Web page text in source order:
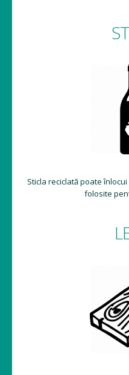
Sticla reciclată poate
folosite